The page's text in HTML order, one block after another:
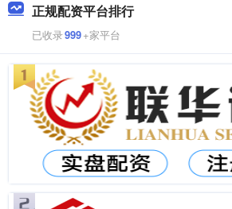
正规配资平台排行
已收录999+家平台